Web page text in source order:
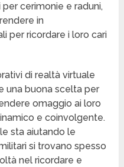
per cerimonie e raduni,
in
per ricordare i loro cari
di realtà virtuale
una buona scelta per
omaggio ai loro
e coinvolgente.
sta aiutando le
si trovano spesso
nel ricordare e